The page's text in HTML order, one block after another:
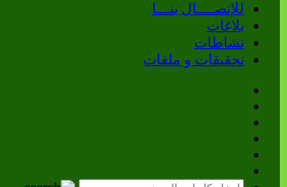
للإتصــــال بنـــا
بلاغات
نشاطات
تحقيقات و ملفات